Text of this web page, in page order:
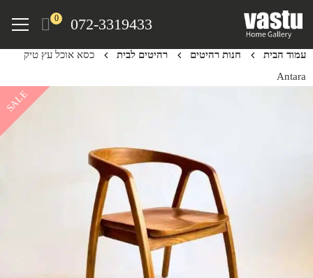
072-3319433
0
Menu
עמוד הבית חנות רהיטים רהיטים לבית
כסא אוכל עץ טיק
Antara
SALE